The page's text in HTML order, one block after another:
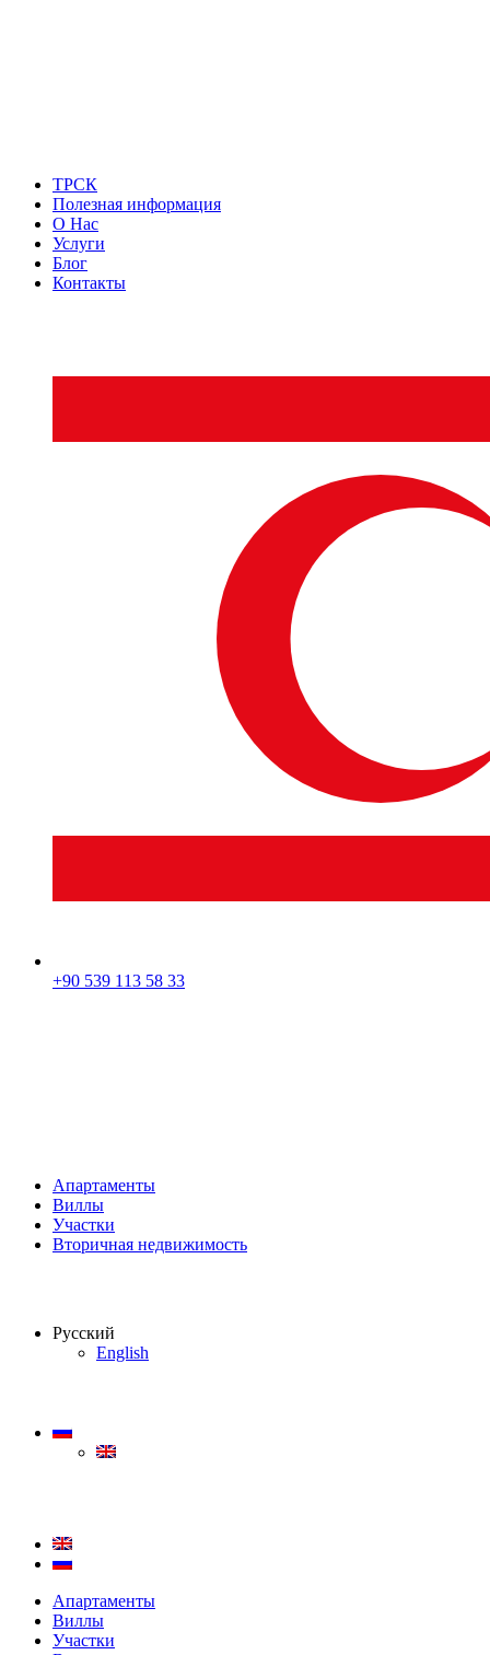
ТРСК
Полезная информация
О Нас
Услуги
Блог
Контакты
+90 539 113 58 33
Апартаменты
Виллы
Участки
Вторичная недвижимость
Русский
English
Апартаменты
Виллы
Участки